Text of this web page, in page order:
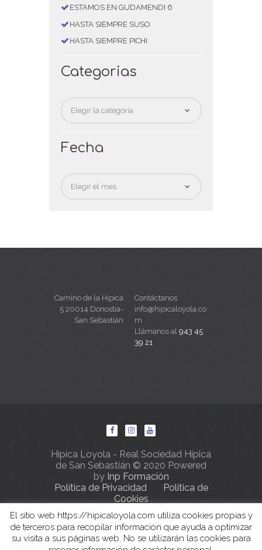
ESTAMOS EN GUDAMENDI 6
HASTA SIEMPRE SUSO
HASTA SIEMPRE PICHI
Categorias
Fecha
Camino de la Hipica
5 20014 Donostia-
San Sebastián
Contáctanos
info@hipicaloyola.co
m
Llámanos al 943 45
39 21
Hipíca Loyola - Real Sociedad Hípica
de San Sebastián © 2020 Powered
by Inp Formación
Política de Privacidad
Política de
Cookies
El sitio web https://hipicaloyola.com utiliza cookies propias y
de terceros para recopilar información que ayuda a optimizar
su visita a sus páginas web. No se utilizarán las cookies para